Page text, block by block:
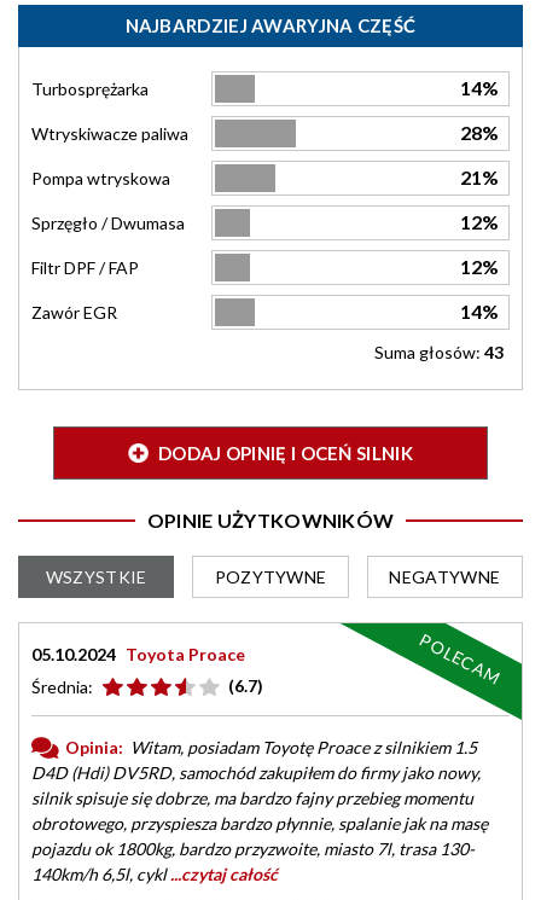
NAJBARDZIEJ AWARYJNA CZĘŚĆ
Turbosprężarka 14%
Wtryskiwacze paliwa 28%
Pompa wtryskowa 21%
Sprzęgło / Dwumasa 12%
Filtr DPF / FAP 12%
Zawór EGR 14%
Suma głosów: 43
DODAJ OPINIĘ I OCEŃ SILNIK
OPINIE UŻYTKOWNIKÓW
WSZYSTKIE POZYTYWNE NEGATYWNE
05.10.2024 Toyota Proace
Średnia:
(6.7)
Opinia: Witam, posiadam Toyotę Proace z silnikiem 1.5
D4D (Hdi) DV5RD, samochód zakupiłem do firmy jako nowy,
silnik spisuje się dobrze, ma bardzo fajny przebieg momentu
obrotowego, przyspiesza bardzo płynnie, spalanie jak na masę
pojazdu ok 1800kg, bardzo przyzwoite, miasto 7l, trasa 130-
140km/h 6,5l, cykl...czytaj całość
POLECAM